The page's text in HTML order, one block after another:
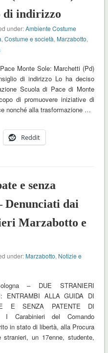
di indirizzo
under:Ambiente Costume
,Costume e società,Marzabotto,
Monte Sole: Marchetti (Pd)
di indirizzo Lo ha deciso
Scuola di Pace di Monte
di promuovere iniziative di
nonché alla trasformazione …
Reddit
e senza
Denunciati dai
Marzabotto e
under:Marzabotto, Notizie e
– DUE STRANIERI
ENTRAMBI ALLA GUIDA DI
E SENZA PATENTE DI
I Carabinieri del Comando
in stato di libertà, alla Procura
un 17enne, studente,